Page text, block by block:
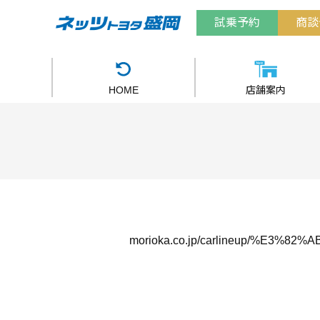
試乗予約 商
HOME 店舗案内
morioka.co.jp/carlineup/